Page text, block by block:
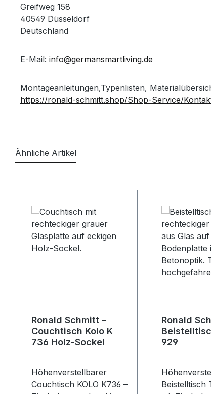
Greifweg 158
40549 Düsseldorf
Deutschland
E-Mail: info@germansmartliving.de
Montageanleitungen,Typenlisten,
https://ronald-schmitt.shop/Shop-Service/
Ähnliche Artikel
Ronald Schmitt –
Couchtisch Kolo K
736 Holz-Sockel
Höhenverstellbarer
Couchtisch KOLO K736 –
Ronald
929
Beistelltisch